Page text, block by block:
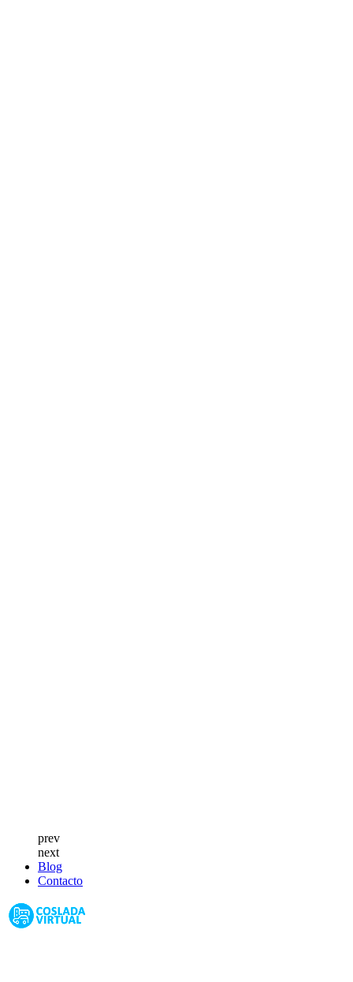
prev
next
Blog
Contacto